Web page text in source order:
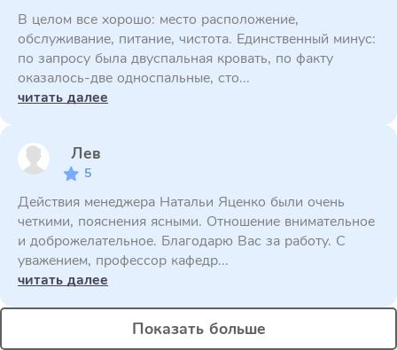
В целом все хорошо: место расположение,
обслуживание, питание, чистота. Единственный минус:
по запросу была двуспальная кровать, по факту
оказалось-две односпальные, сто...
читать далее
Лев
5
Действия менеджера Натальи Яценко были очень
четкими, пояснения ясными. Отношение внимательное
и доброжелательное. Благодарю Вас за работу. С
уважением, профессор кафедр...
читать далее
Показать больше